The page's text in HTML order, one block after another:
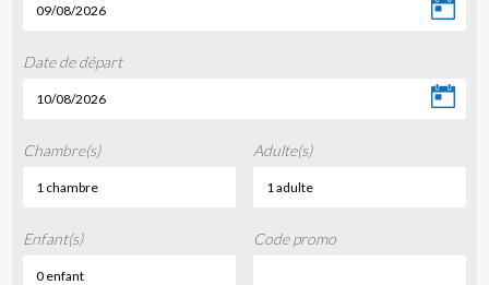
09/08/2026
Date de départ
10/08/2026
Chambre(s)
1 chambre
Adulte(s)
1 adulte
Enfant(s)
0 enfant
Code promo